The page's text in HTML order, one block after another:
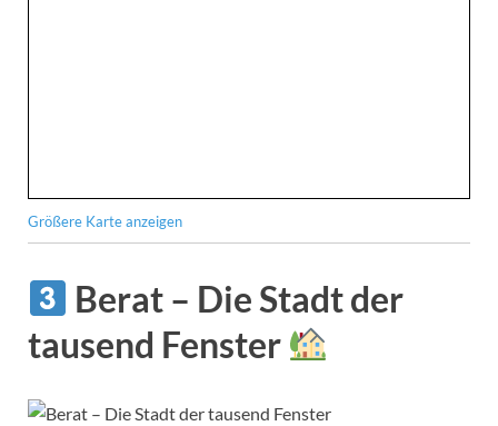
Größere Karte anzeigen
Berat – Die Stadt der
tausend Fenster